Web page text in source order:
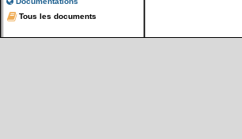
Tous les documents